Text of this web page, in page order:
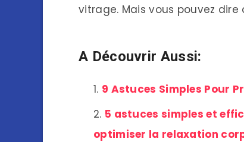
vitrage. Mais vous pouvez
A Découvrir Aussi:
9 Astuces Simples Pour
5 astuces simples et
optimiser la relaxation